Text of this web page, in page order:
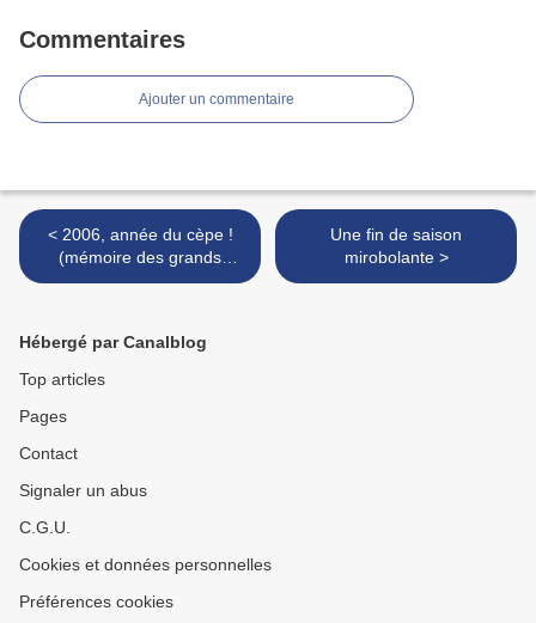
Commentaires
Ajouter un commentaire
< 2006, année du cèpe !
(mémoire des grands
jours...)
Une fin de saison
mirobolante >
Hébergé par Canalblog
Top articles
Pages
Contact
Signaler un abus
C.G.U.
Cookies et données personnelles
Préférences cookies